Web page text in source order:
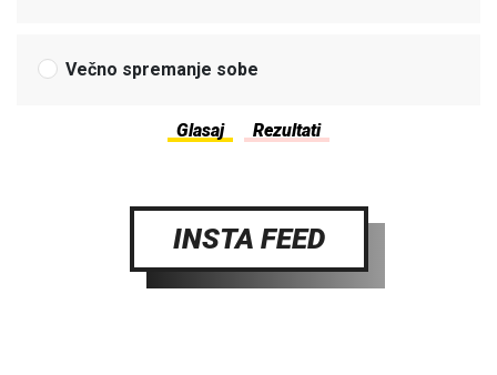
Večno spremanje sobe
INSTA FEED